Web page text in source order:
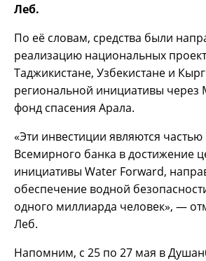
Леб.
По её словам, средства были
реализацию национальных
Таджикистане, Узбекистане и
региональной инициативы
фонд спасения Арала.
«Эти инвестиции являются частью
Всемирного банка в достижение
инициативы Water Forward,
обеспечение водной
одного миллиарда человек», —
Леб.
Напомним, с 25 по 27 мая в